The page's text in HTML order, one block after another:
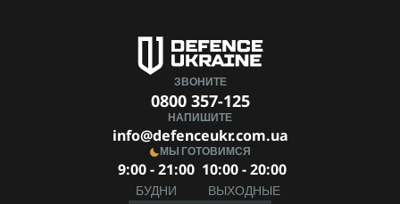
ЗВОНИТЕ
0800 357-125
НАПИШИТЕ
info@defenceukr.com.ua
МЫ ГОТОВИМСЯ
9:00 - 21:00
БУДНИ
10:00 - 20:00
ВЫХОДНЫЕ